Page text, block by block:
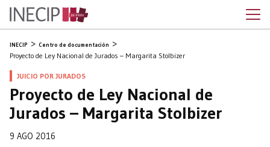
INECIP Centro de documentación
Proyecto de Ley Nacional de Jurados – Margarita Stolbizer
JUICIO POR JURADOS
Proyecto de Ley Nacional de
Jurados – Margarita Stolbizer
9 AGO 2016